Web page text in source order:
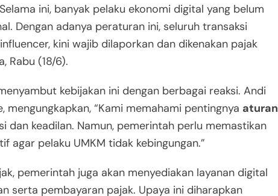
ini, banyak pelaku ekonomi digital yang belum
Dengan adanya peraturan ini, seluruh transaksi
kini wajib dilaporkan dan dikenakan pajak
Rabu (18/6).
kebijakan ini dengan berbagai reaksi. Andi
“Kami memahami pentingnya aturan
dan keadilan. Namun, pemerintah perlu memastikan
agar pelaku UMKM tidak kebingungan.”
pemerintah juga akan menyediakan layanan digital
serta pembayaran pajak. Upaya ini diharapkan